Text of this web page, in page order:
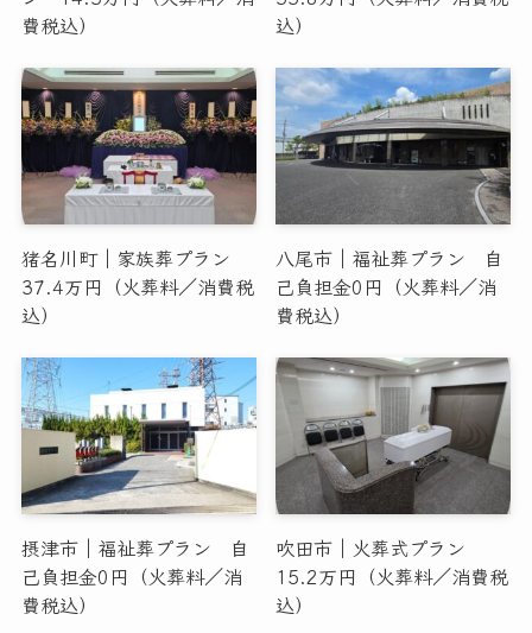
費税込）
込）
猪名川町｜家族葬プラン
37.4万円（火葬料／消費税
込）
八尾市｜福祉葬プラン 自
己負担金0円（火葬料／消
費税込）
摂津市｜福祉葬プラン 自
己負担金0円（火葬料／消
費税込）
吹田市｜火葬式プラン
15.2万円（火葬料／消費税
込）